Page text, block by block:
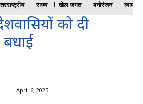
राज्य खेल जगत मनोरंजन व्यापार
को दी
April 6, 2025